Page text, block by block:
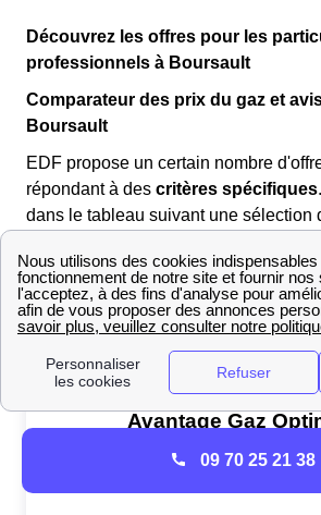
Découvrez les offres pour les
professionnels à Boursault
Comparateur des prix du gaz et
Boursault
EDF propose un certain nombre
répondant à des critères spécifiques
dans le tableau suivant une sélection
09 70 25 21 38